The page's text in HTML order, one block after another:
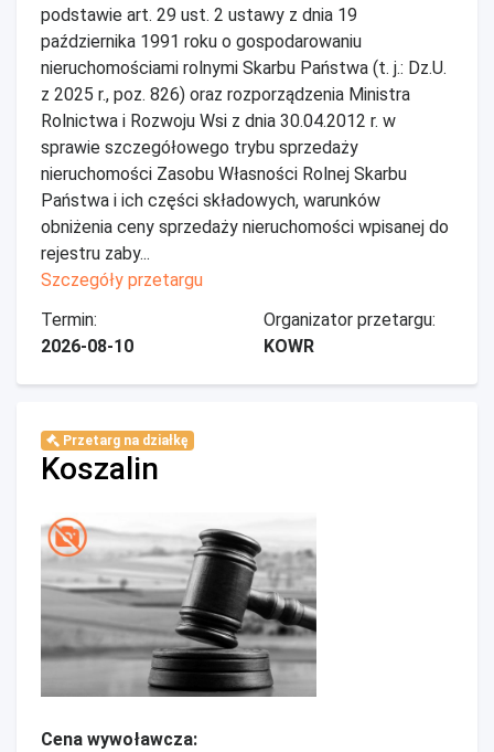
podstawie art. 29 ust. 2 ustawy z dnia 19
października 1991 roku o gospodarowaniu
nieruchomościami rolnymi Skarbu Państwa (t. j.: Dz.U.
z 2025 r., poz. 826) oraz rozporządzenia Ministra
Rolnictwa i Rozwoju Wsi z dnia 30.04.2012 r. w
sprawie szczegółowego trybu sprzedaży
nieruchomości Zasobu Własności Rolnej Skarbu
Państwa i ich części składowych, warunków
obniżenia ceny sprzedaży nieruchomości wpisanej do
rejestru zaby...
Szczegóły przetargu
Termin:
2026-08-10
Organizator przetargu:
KOWR
Przetarg na działkę
Koszalin
Cena wywoławcza: